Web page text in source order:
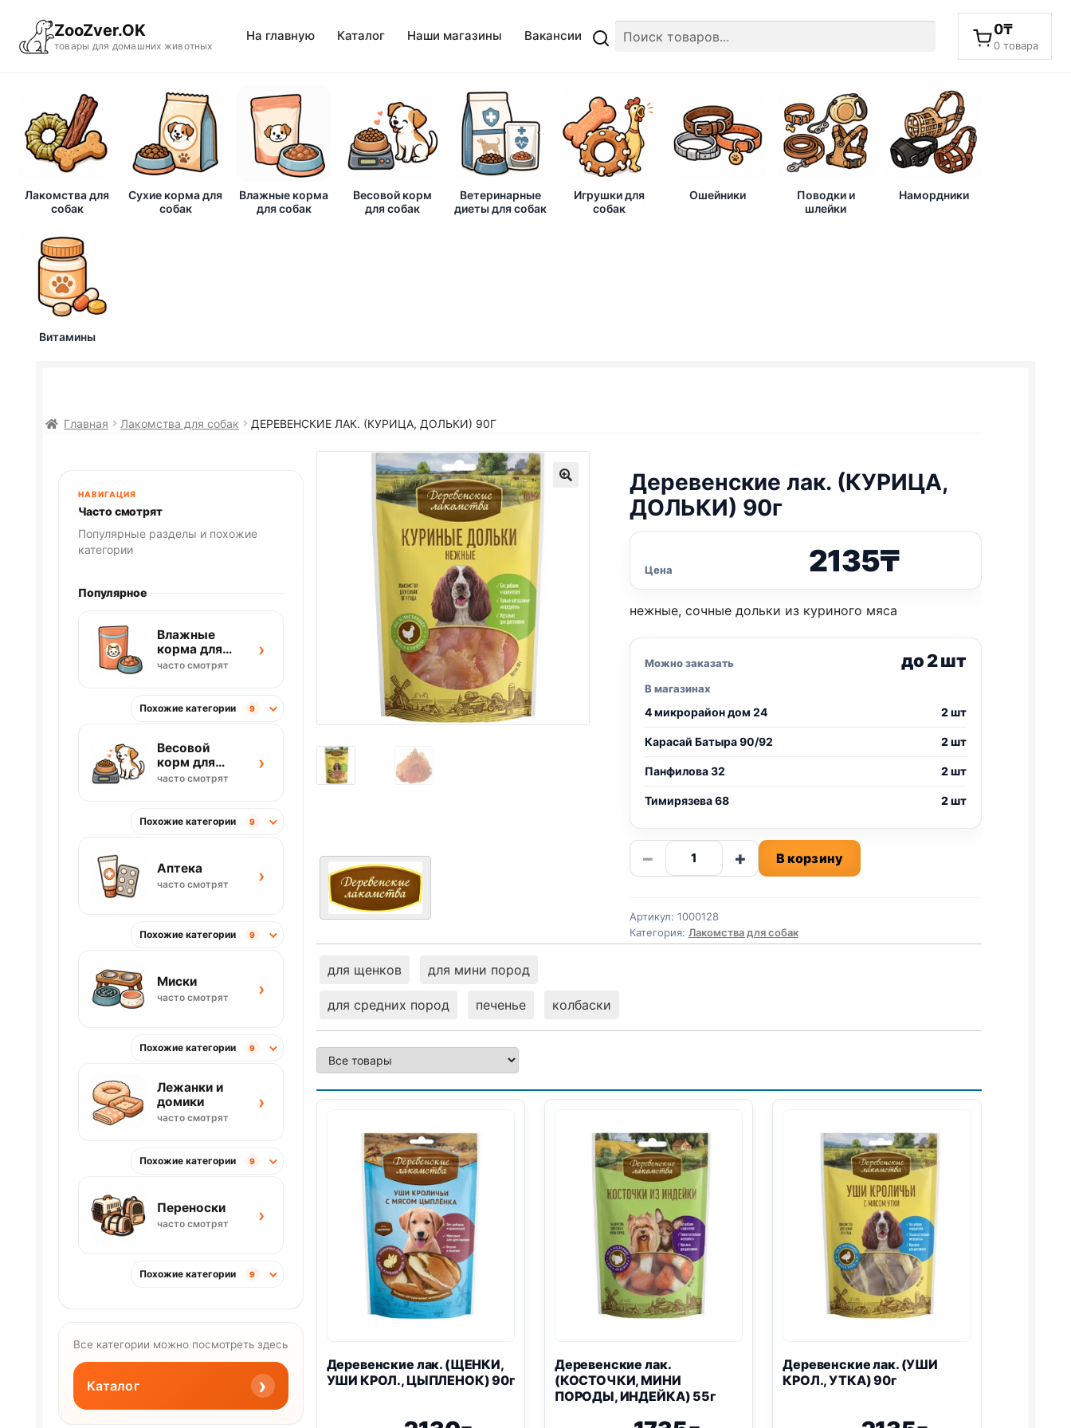
ZooZver.OK
товары для домашних животных
На главную Каталог Наши магазины Вакансии 0₸
0 товара
Лакомства для
собак
Сухие корма для
собак
Влажные корма
для собак
Весовой корм
для собак
Ветеринарные
диеты для собак
Игрушки для
собак
Ошейники
Поводки и
шлейки
Намордники
Витамины
Главная Лакомства для собак ДЕРЕВЕНСКИЕ ЛАК. (КУРИЦА, ДОЛЬКИ) 90Г
Деревенские лак. (КУРИЦА,
ДОЛЬКИ) 90г
Цена 2135₸
нежные, сочные дольки из куриного мяса
Можно заказать до 2 шт
В магазинах
4 микрорайон дом 24 2 шт
Карасай Батыра 90/92 2 шт
Панфилова 32 2 шт
Тимирязева 68 2 шт
−
Количество
товара
(КУРИЦА,
ДОЛЬКИ)
+ В корзину
Артикул: 1000128
Категория: Лакомства для собак
для щенков для мини пород
для средних пород печенье колбаски
Деревенские лак. (ЩЕНКИ,
УШИ КРОЛ., ЦЫПЛЕНОК) 90г
Деревенские лак.
(КОСТОЧКИ, МИНИ
ПОРОДЫ, ИНДЕЙКА) 55г
Деревенские лак. (УШИ
КРОЛ., УТКА) 90г
НАВИГАЦИЯ
Часто смотрят
Популярные разделы и похожие
категории
Популярное
Влажные
корма для
кошек
часто смотрят
›
Похожие категории 9
Весовой
корм для
собак
часто смотрят
›
Похожие категории 9
Аптека
часто смотрят ›
Похожие категории 9
Миски
часто смотрят ›
Похожие категории 9
Лежанки и
домики
часто смотрят
›
Похожие категории 9
Переноски
часто смотрят ›
Похожие категории 9
Все категории можно посмотреть здесь
Каталог ›